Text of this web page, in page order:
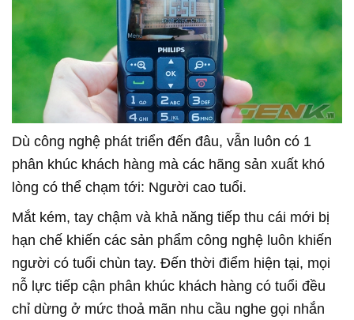
Dù công nghệ phát triển đến đâu, vẫn luôn có 1
phân khúc khách hàng mà các hãng sản xuất khó
lòng có thể chạm tới: Người cao tuổi.
Mắt kém, tay chậm và khả năng tiếp thu cái mới bị
hạn chế khiến các sản phẩm công nghệ luôn khiến
người có tuổi chùn tay. Đến thời điểm hiện tại, mọi
nỗ lực tiếp cận phân khúc khách hàng có tuổi đều
chỉ dừng ở mức thoả mãn nhu cầu nghe gọi nhắn